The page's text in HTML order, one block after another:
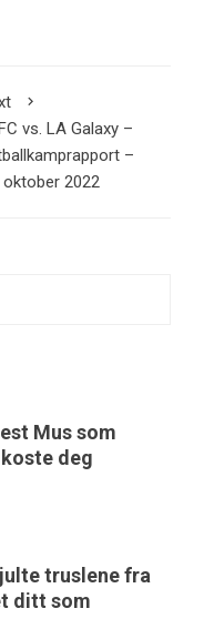
vs. LA Galaxy –
–
oktober 2022
Mus som
deg
truslene fra
ditt som